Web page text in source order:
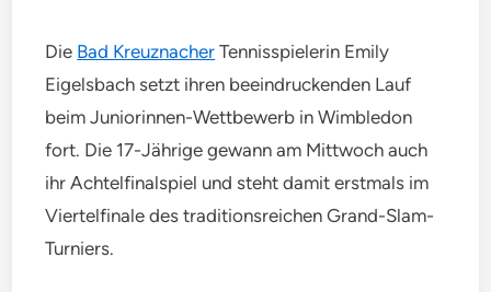
Die Bad Kreuznacher Tennisspielerin Emily
Eigelsbach setzt ihren beeindruckenden Lauf
beim Juniorinnen-Wettbewerb in Wimbledon
fort. Die 17-Jährige gewann am Mittwoch auch
ihr Achtelfinalspiel und steht damit erstmals im
Viertelfinale des traditionsreichen Grand-Slam-
Turniers.